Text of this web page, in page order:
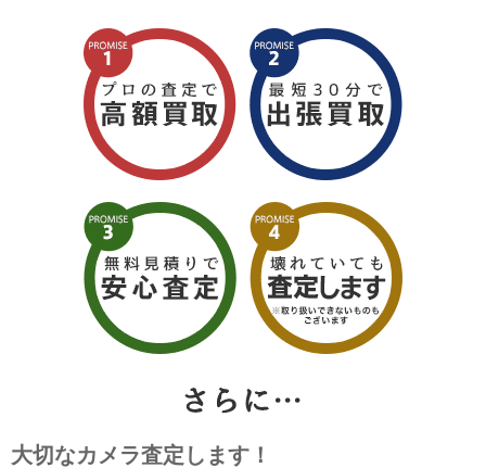
大切なカメラ査定します！